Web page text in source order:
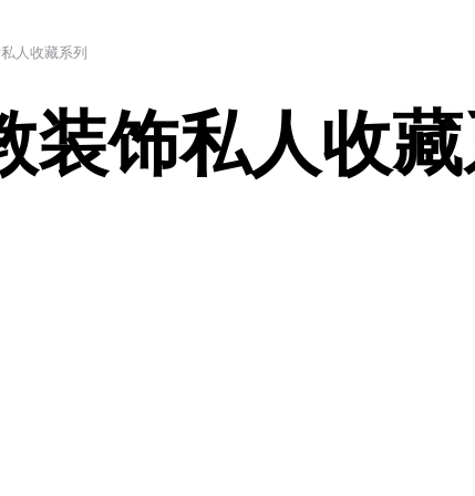
人收藏系列
装饰私人收